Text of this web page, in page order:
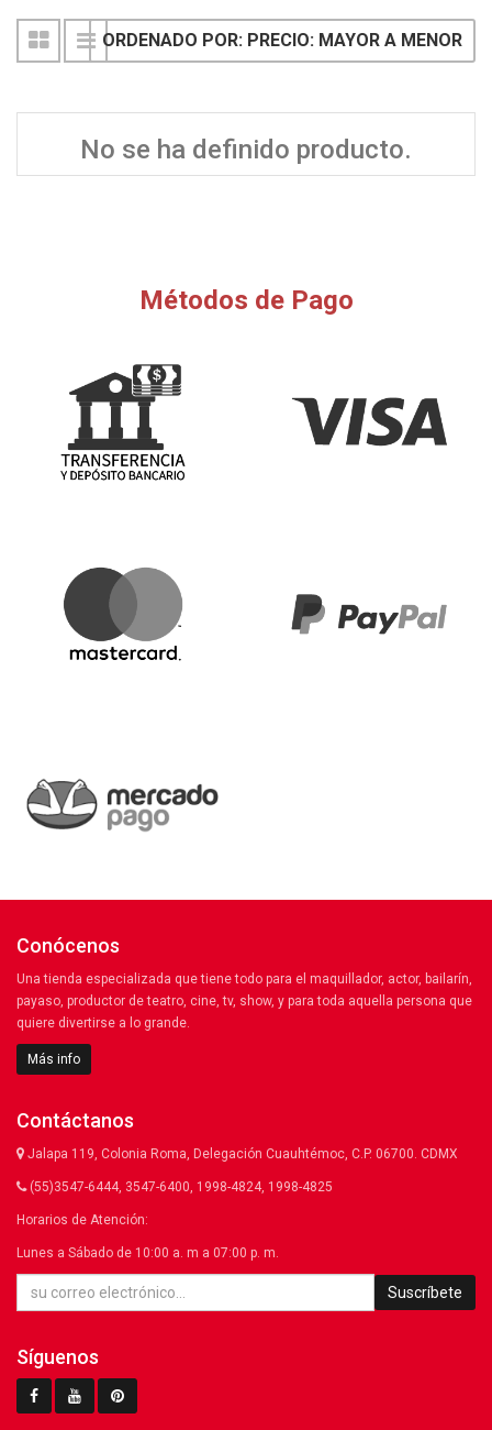
ORDENADO POR: PRECIO: MAYOR A MENOR
No se ha definido producto.
Métodos de Pago
Conócenos
Una tienda especializada que tiene todo para el maquillador, actor, bailarín,
payaso, productor de teatro, cine, tv, show, y para toda aquella persona que
quiere divertirse a lo grande.
Más info
Contáctanos
Jalapa 119, Colonia Roma, Delegación Cuauhtémoc, C.P. 06700. CDMX
(55)3547-6444, 3547-6400, 1998-4824, 1998-4825
Horarios de Atención:
Lunes a Sábado de 10:00 a. m a 07:00 p. m.
Suscríbete
Síguenos